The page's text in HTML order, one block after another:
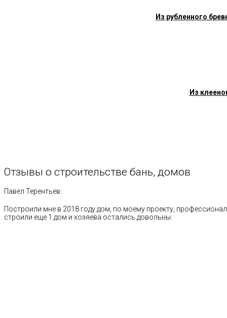
Из рубленного
Из
Отзывы о строительстве бань, домов
Павел Терентьев:
Построили мне в 2018 году дом, по моему проекту,
строили еще 1 дом и хозяева остались довольны.